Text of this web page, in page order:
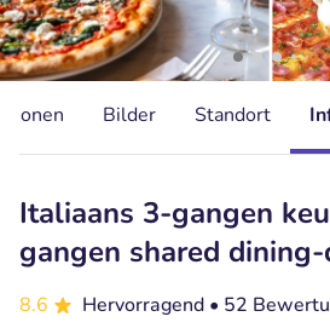
Bilder Standort
Italiaans 3-gangen
gangen shared
8.6 Hervorragend • 52